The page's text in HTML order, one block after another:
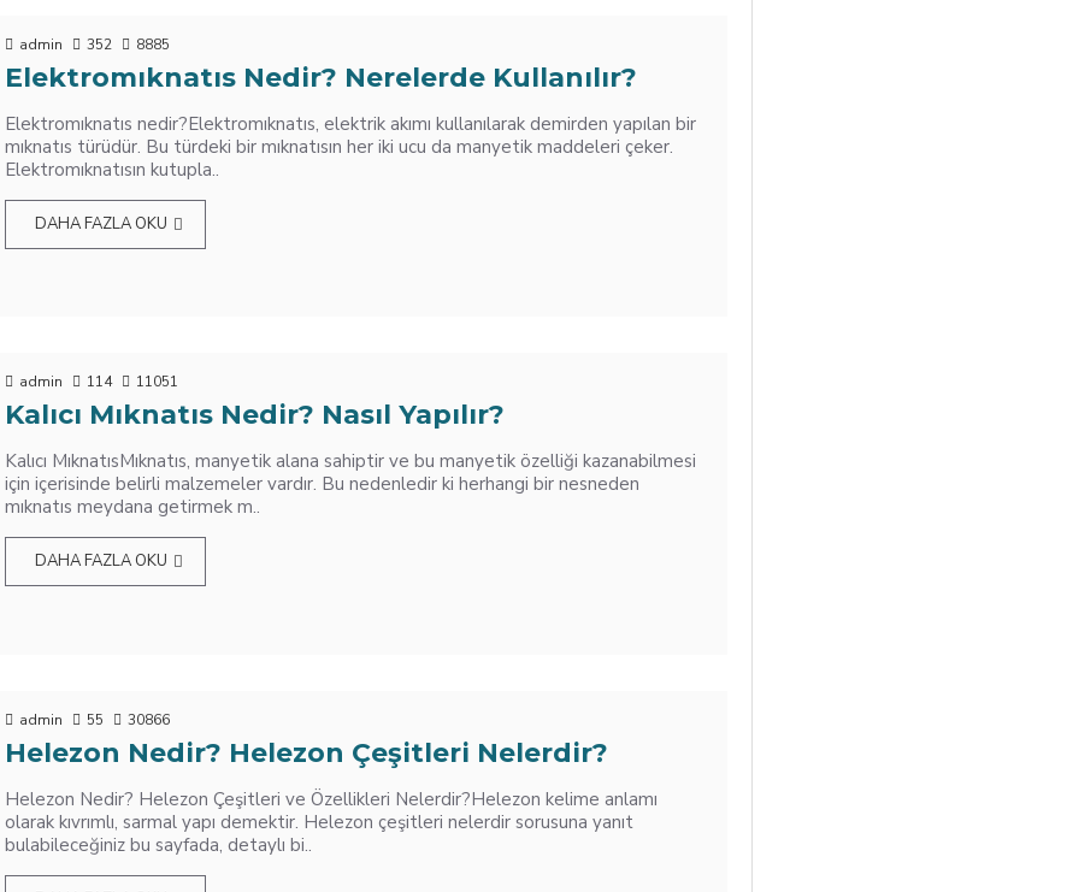
admin 352 8885
Elektromıknatıs Nedir? Nerelerde Kullanılır?
Elektromıknatıs nedir?Elektromıknatıs, elektrik akımı kullanılarak demirden yapılan bir
mıknatıs türüdür. Bu türdeki bir mıknatısın her iki ucu da manyetik maddeleri çeker.
Elektromıknatısın kutupla..
DAHA FAZLA OKU
admin 114 11051
Kalıcı Mıknatıs Nedir? Nasıl Yapılır?
Kalıcı MıknatısMıknatıs, manyetik alana sahiptir ve bu manyetik özelliği kazanabilmesi
için içerisinde belirli malzemeler vardır. Bu nedenledir ki herhangi bir nesneden
mıknatıs meydana getirmek m..
DAHA FAZLA OKU
admin 55 30866
Helezon Nedir? Helezon Çeşitleri Nelerdir?
Helezon Nedir? Helezon Çeşitleri ve Özellikleri Nelerdir?Helezon kelime anlamı
olarak kıvrımlı, sarmal yapı demektir. Helezon çeşitleri nelerdir sorusuna yanıt
bulabileceğiniz bu sayfada, detaylı bi..